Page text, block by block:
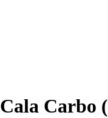
Cala Carbo (